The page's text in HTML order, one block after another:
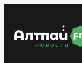
содержимому